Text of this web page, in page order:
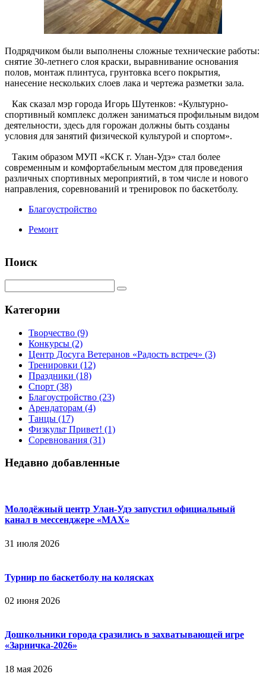
Подрядчиком были выполнены сложные технические работы:
снятие 30-летнего слоя краски, выравнивание основания
полов, монтаж плинтуса, грунтовка всего покрытия,
нанесение нескольких слоев лака и чертежа разметки зала.
⠀Как сказал мэр города Игорь Шутенков: «Культурно-
спортивный комплекс должен заниматься профильным видом
деятельности, здесь для горожан должны быть созданы
условия для занятий физической культурой и спортом».
⠀Таким образом МУП «КСК г. Улан-Удэ» стал более
современным и комфортабельным местом для проведения
различных спортивных мероприятий, в том числе и нового
направления, соревнований и тренировок по баскетболу.
Благоустройство
Ремонт
Поиск
Категории
Творчество (9)
Конкурсы (2)
Центр Досуга Ветеранов «Радость встреч» (3)
Тренировки (12)
Праздники (18)
Спорт (38)
Благоустройство (23)
Арендаторам (4)
Танцы (17)
Физкульт Привет! (1)
Соревнования (31)
Недавно добавленные
Молодёжный центр Улан-Удэ запустил официальный
канал в мессенджере «МАХ»
31 июля 2026
Турнир по баскетболу на колясках
02 июня 2026
Дошкольники города сразились в захватывающей игре
«Зарничка‑2026»
18 мая 2026